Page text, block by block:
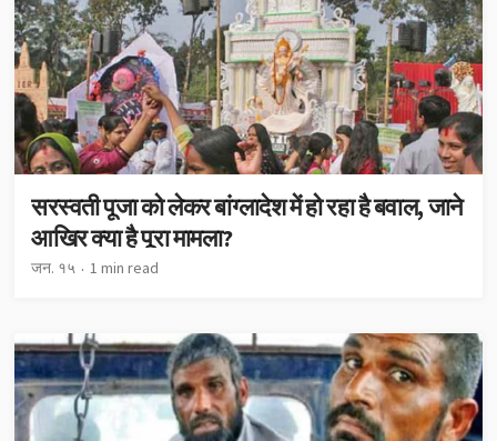
सरस्वती पूजा को लेकर बांग्लादेश में हो रहा है बवाल, जाने
आखिर क्या है पूरा मामला?
जन. १५ 1 min read